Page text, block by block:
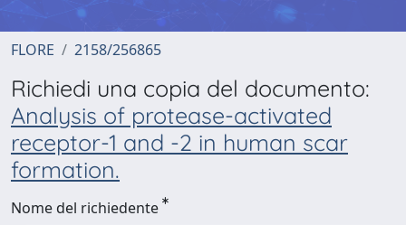
FLORE 2158/256865
Richiedi una copia del documento:
Analysis of protease-activated
receptor-1 and -2 in human scar
formation.
Nome del richiedente